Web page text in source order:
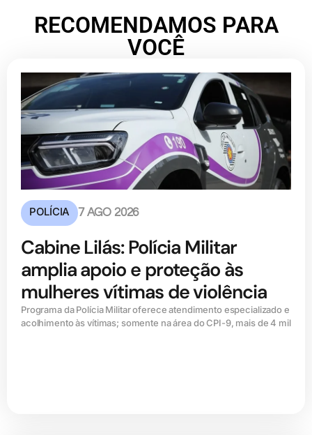
RECOMENDAMOS PARA
VOCÊ
POLÍCIA 7 AGO 2026
Cabine Lilás: Polícia Militar
amplia apoio e proteção às
mulheres vítimas de violência
Programa da Polícia Militar oferece atendimento especializado e
acolhimento às vítimas; somente na área do CPI-9, mais de 4 mil